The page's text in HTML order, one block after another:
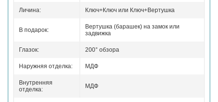
Личина: Ключ+Ключ или Ключ+Вертушка
В подарок:
Вертушка (барашек) на замок или
задвижка
Глазок: 200° обзора
Наружняя отделка: МДФ
Внутренняя
отделка:
МДФ